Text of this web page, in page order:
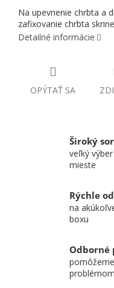
Na upevnenie chrbta a
zafixovanie chrbta
Detailné informácie
OPÝTAŤ SA
Široký
veľký
mieste
Rýchle
na
boxu
Odborné
problémom